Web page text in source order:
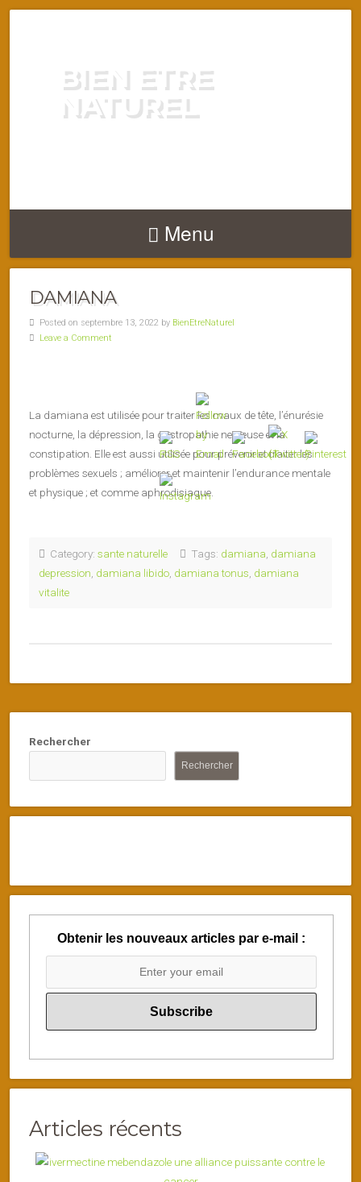
BIEN ETRE
NATUREL
Menu
DAMIANA
Posted on septembre 13, 2022 by BienEtreNaturel
Leave a Comment
La damiana est utilisée pour traiter les maux de tête, l’énurésie
nocturne, la dépression, la gastropathie nerveuse et la
constipation. Elle est aussi utilisée pour prévenir et traiter les
problèmes sexuels ; améliorer et maintenir l’endurance mentale
et physique ; et comme aphrodisiaque.
Category: sante naturelle Tags: damiana damiana
depression damiana libido damiana tonus damiana
vitalite
Rechercher
Rechercher
Obtenir les nouveaux articles par e-mail :
Articles récents